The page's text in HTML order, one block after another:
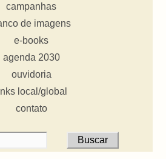
campanhas
de imagens
e-books
agenda 2030
ouvidoria
local/global
contato